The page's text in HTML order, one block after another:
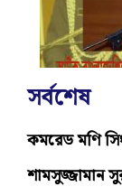
সর্বশেষ
কমরেড মণি
শামসুজ্জামান